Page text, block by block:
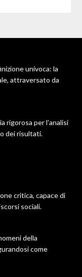
univoca: la
attraversato da
rigorosa per l’analisi
dei risultati.
critica, capace di
sociali.
della
come